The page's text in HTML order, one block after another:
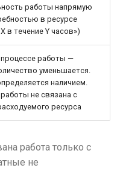
Социальная сеть
работы напрямую
в ресурсе
в течение Y часов»)
процессе работы —
уменьшается.
наличием.
не связана с
ресурса
работа только с
не